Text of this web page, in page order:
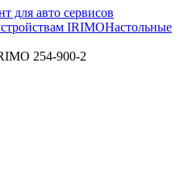
для авто сервисов
IRIMOНастольные
254-900-2